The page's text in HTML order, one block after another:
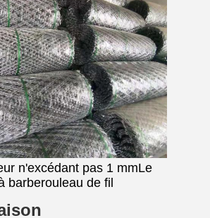
n'excédant pas 1 mmLe
barberouleau de fil